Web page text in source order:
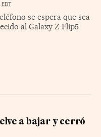
EDT
se espera que sea
al Galaxy Z Flip5
a bajar y cerró